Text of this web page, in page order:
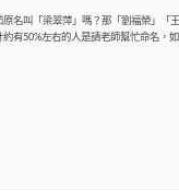
名叫「梁翠萍」嗎？那「劉福榮」
有50%左右的人是請老師幫忙命名